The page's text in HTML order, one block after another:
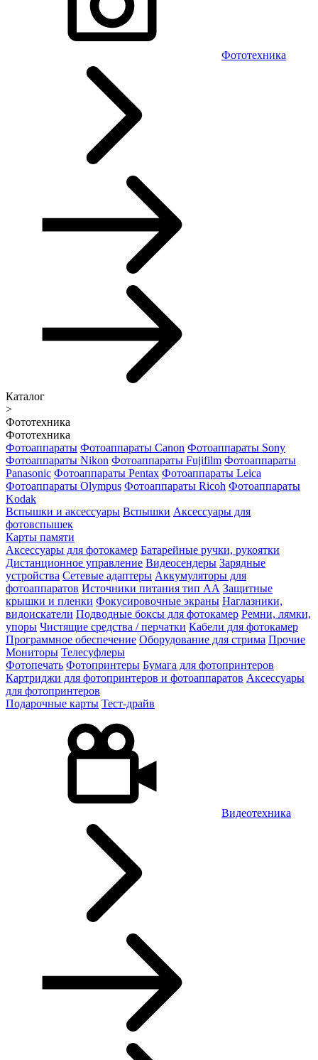
Фототехника
Каталог
>
Фототехника
Фототехника
Фотоаппараты Фотоаппараты Canon Фотоаппараты Sony
Фотоаппараты Nikon Фотоаппараты Fujifilm Фотоаппараты
Panasonic Фотоаппараты Pentax Фотоаппараты Leica
Фотоаппараты Olympus Фотоаппараты Ricoh Фотоаппараты
Kodak
Вспышки и аксессуары Вспышки Аксессуары для
фотовспышек
Карты памяти
Аксессуары для фотокамер Батарейные ручки, рукоятки
Дистанционное управление Видеосендеры Зарядные
устройства Сетевые адаптеры Аккумуляторы для
фотоаппаратов Источники питания тип АА Защитные
крышки и пленки Фокусировочные экраны Наглазники,
видоискатели Подводные боксы для фотокамер Ремни, лямки,
упоры Чистящие средства / перчатки Кабели для фотокамер
Программное обеспечение Оборудование для стрима Прочие
Мониторы Телесуфлеры
Фотопечать Фотопринтеры Бумага для фотопринтеров
Картриджи для фотопринтеров и фотоаппаратов Аксессуары
для фотопринтеров
Подарочные карты Тест-драйв
Видеотехника